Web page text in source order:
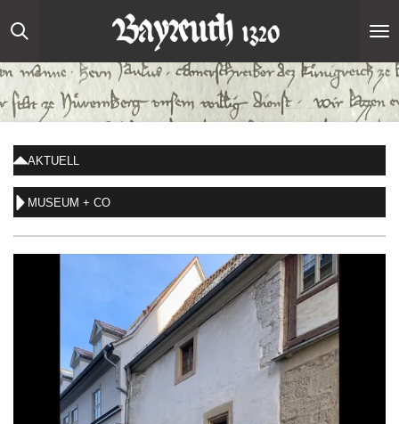
Hauptinhalt
AKTUELL
MUSEUM + CO